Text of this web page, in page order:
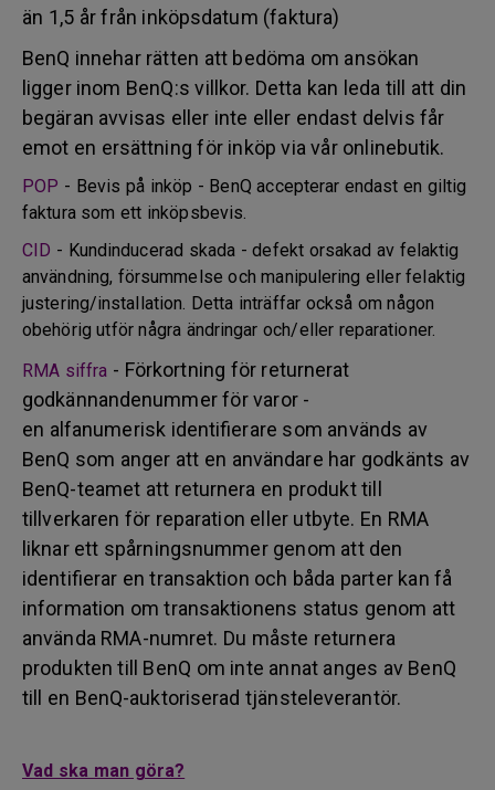
än 1,5 år från inköpsdatum (faktura)
BenQ innehar rätten att bedöma om ansökan
ligger inom BenQ:s villkor. Detta kan leda till att din
begäran avvisas eller inte eller endast delvis får
emot en ersättning för inköp via vår onlinebutik.
POP - Bevis på inköp - BenQ accepterar endast en giltig
faktura som ett inköpsbevis.
CID - Kundinducerad skada - defekt orsakad av felaktig
användning, försummelse och manipulering eller felaktig
justering/installation. Detta inträffar också om någon
obehörig utför några ändringar och/eller reparationer.
RMA siffra - Förkortning för returnerat
godkännandenummer för varor -
en alfanumerisk identifierare som används av
BenQ som anger att en användare har godkänts av
BenQ-teamet att returnera en produkt till
tillverkaren för reparation eller utbyte. En RMA
liknar ett spårningsnummer genom att den
identifierar en transaktion och båda parter kan få
information om transaktionens status genom att
använda RMA-numret. Du måste returnera
produkten till BenQ om inte annat anges av BenQ
till en BenQ-auktoriserad tjänsteleverantör.
Vad ska man göra?